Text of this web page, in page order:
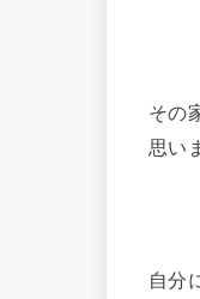
その
思い
自分